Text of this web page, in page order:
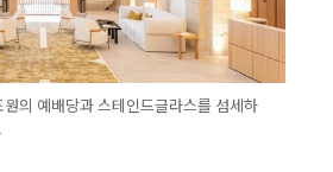
의 예배당과 스테인드글라스를 섬세하